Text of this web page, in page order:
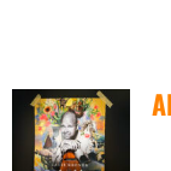
Kontakt